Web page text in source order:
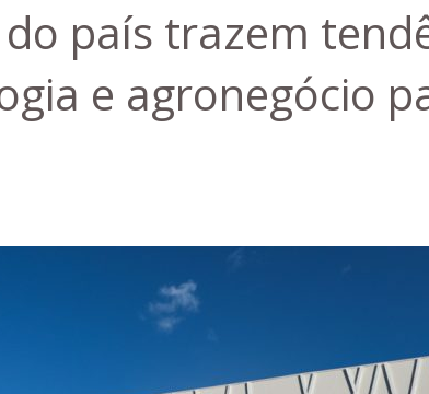
país trazem
e agronegócio